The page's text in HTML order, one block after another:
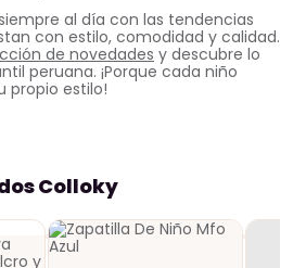
al día con las tendencias
con estilo, comodidad y calidad.
de novedades y descubre lo
peruana. ¡Porque cada niño
propio estilo!
Colloky